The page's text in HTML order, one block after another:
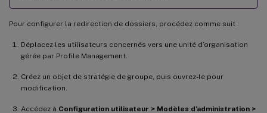
Pour configurer la redirection de dossiers, procédez comme suit :
Déplacez les utilisateurs concernés vers une unité d’organisation
gérée par Profile Management.
Créez un objet de stratégie de groupe, puis ouvrez-le pour
modification.
Accédez à Configuration utilisateur > Modèles d’administration >